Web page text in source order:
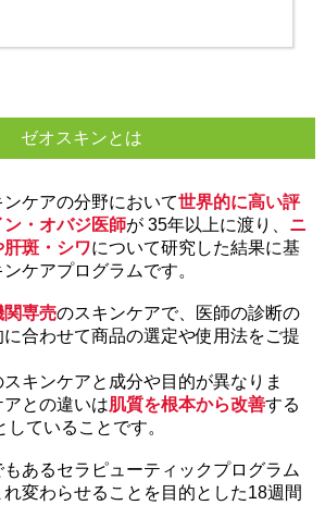
ゼオスキンとは
ケアの分野において世界的に高い評
ン・オバジ医師が 35年以上に渡り、 ニ
斑・シワについて研究した結果に基
ケアプログラムです。
関専売のスキンケアで、医師の診断の
合わせて商品の選定や使用法をご提
キンケアと成分や目的が異なりま
との違いは肌質を根本から改善する
していることです。
あるセラピューティックプログラム
れ変わらせることを目的とした18週間